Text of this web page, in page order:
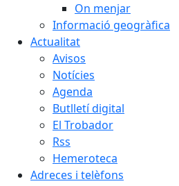
On menjar
Informació geogràfica
Actualitat
Avisos
Notícies
Agenda
Butlletí digital
El Trobador
Rss
Hemeroteca
Adreces i telèfons